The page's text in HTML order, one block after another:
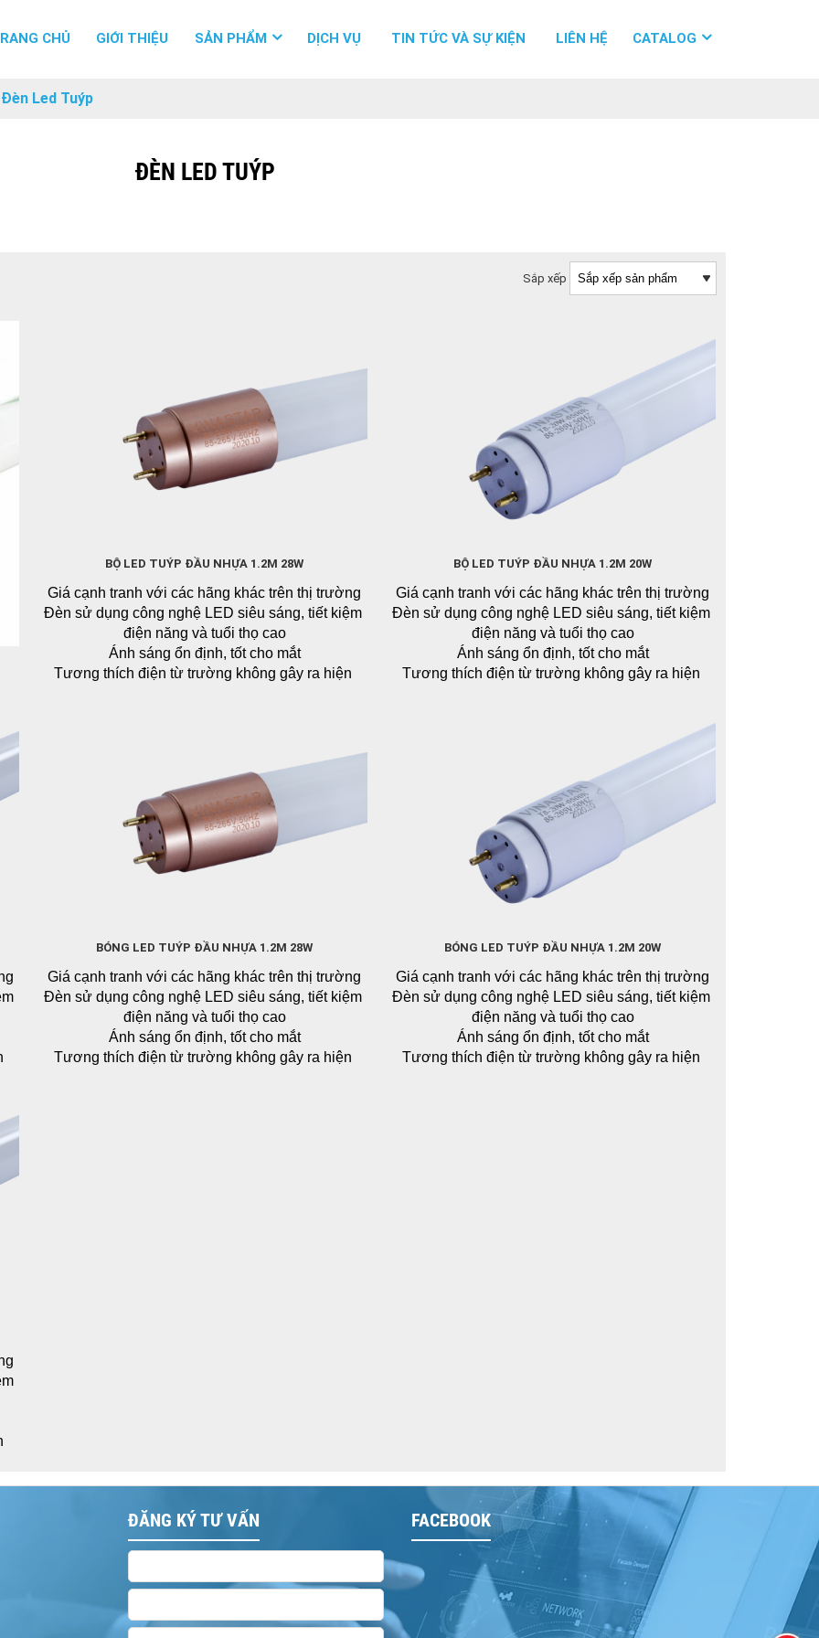
CHỦ GIỚI THIỆU SẢN PHẨM DỊCH VỤ TIN TỨC VÀ SỰ KIỆN LIÊN HỆ CATALOG
Đèn Led Tuýp
ĐÈN LED TUÝP
Sắp xếp
BỘ LED TUÝP ĐẦU NHỰA 1.2M 28W
Giá cạnh tranh với các hãng khác trên thị trường
Đèn sử dụng công nghệ LED siêu sáng, tiết kiệm
điện năng và tuổi thọ cao
Ánh sáng ổn định, tốt cho mắt
Tương thích điện từ trường không gây ra hiện
phát ra tia tử ngoại, an toàn cho người sử dụng
Liên hệ
BỘ LED TUÝP ĐẦU NHỰA 1.2M 20W
Giá cạnh tranh với các hãng khác trên thị trường
Đèn sử dụng công nghệ LED siêu sáng, tiết kiệm
điện năng và tuổi thọ cao
Ánh sáng ổn định, tốt cho mắt
Tương thích điện từ trường không gây ra hiện
Không chứa thủy ngân và hóa chất độc hại, không
phát ra tia tử ngoại, an toàn cho người sử dụng
BÓNG LED TUÝP ĐẦU NHỰA 1.2M 28W
Giá cạnh tranh với các hãng khác trên thị trường
Đèn sử dụng công nghệ LED siêu sáng, tiết kiệm
điện năng và tuổi thọ cao
Ánh sáng ổn định, tốt cho mắt
Tương thích điện từ trường không gây ra hiện
BÓNG LED TUÝP ĐẦU NHỰA 1.2M 20W
Giá cạnh tranh với các hãng khác trên thị trường
Đèn sử dụng công nghệ LED siêu sáng, tiết kiệm
điện năng và tuổi thọ cao
Ánh sáng ổn định, tốt cho mắt
Tương thích điện từ trường không gây ra hiện
ĐĂNG KÝ TƯ VẤN FACEBOOK